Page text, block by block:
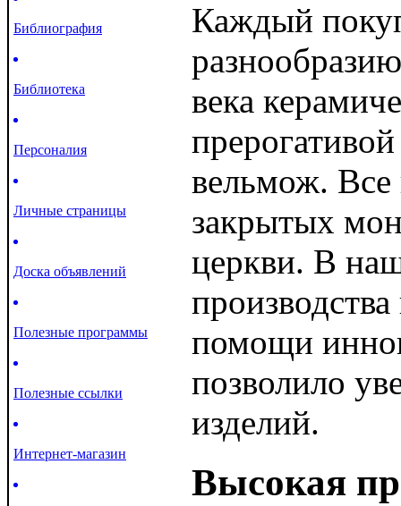
Библиография
Библиотека
Персоналия
Личные страницы
Доска объявлений
Полезные программы
Полезные ссылки
Интернет-магазин
Каждый
века
вельмож. Все
закрытых
церкви. В
помощи
позволило
изделий.
Высокая